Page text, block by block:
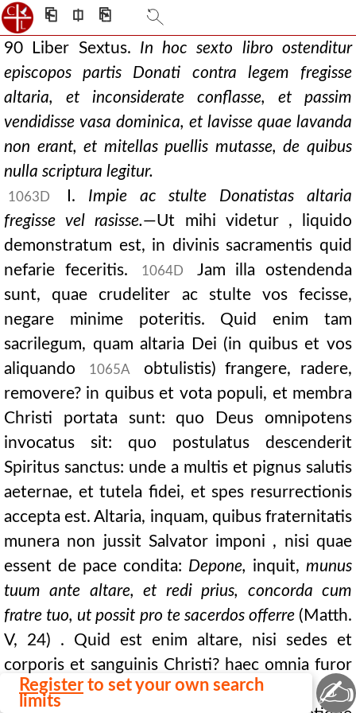
⎗ ⎅ ⎘
90 Liber Sextus. In hoc sexto libro ostenditur
episcopos partis Donati contra legem fregisse
altaria, et inconsiderate conflasse, et passim
vendidisse vasa dominica, et lavisse quae lavanda
non erant, et mitellas puellis mutasse, de quibus
nulla scriptura legitur.
1063D I. Impie ac stulte Donatistas altaria
fregisse vel rasisse.—Ut mihi videtur , liquido
demonstratum est, in divinis sacramentis quid
nefarie feceritis.
1064D
Jam illa ostendenda
sunt, quae crudeliter ac stulte vos fecisse,
negare minime poteritis. Quid enim tam
sacrilegum, quam altaria Dei (in quibus et vos
aliquando
1065A
obtulistis) frangere, radere,
removere? in quibus et vota populi, et membra
Christi portata sunt: quo Deus omnipotens
invocatus sit: quo postulatus descenderit
Spiritus sanctus: unde a multis et pignus salutis
aeternae, et tutela fidei, et spes resurrectionis
accepta est. Altaria, inquam, quibus fraternitatis
munera non jussit Salvator imponi , nisi quae
essent de pace condita: Depone, inquit, munus
tuum ante altare, et redi prius, concorda cum
fratre tuo, ut possit pro te sacerdos offerre(Matth.
V, 24) . Quid est enim altare, nisi sedes et
corporis et sanguinis Christi? haec omnia furor
vester aut rasit, aut fregit, aut removit. Hoc
Register to set your own search
limits
✍